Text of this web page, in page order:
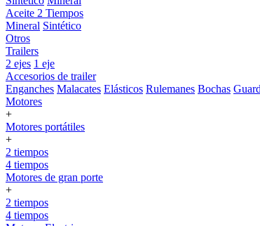
Aceite 2 Tiempos
Mineral Sintético
Otros
Trailers
2 ejes 1 eje
Accesorios de trailer
Enganches Malacates Elásticos Rulemanes Bochas
Motores
+
Motores portátiles
+
2 tiempos
4 tiempos
Motores de gran porte
+
2 tiempos
4 tiempos